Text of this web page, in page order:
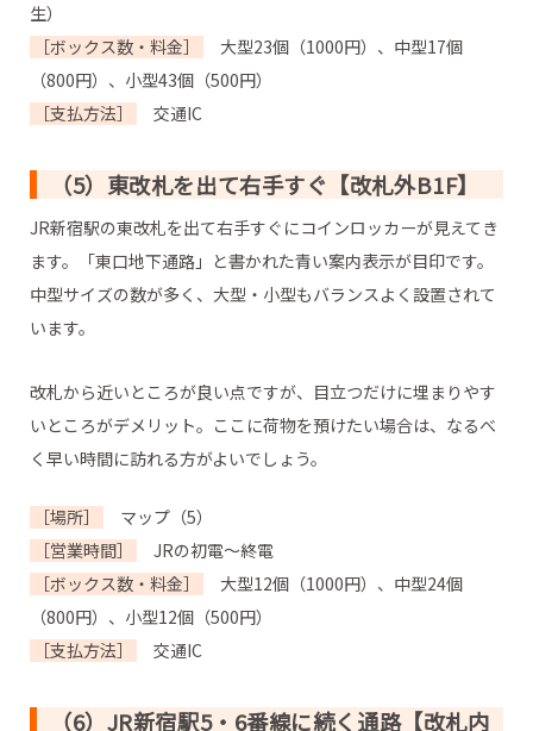
生）
［ボックス数・料金］
大型23個（1000円）、中型17個
（800円）、小型43個（500円）
［支払方法］
交通IC
（5）東改札を出て右手すぐ【改札外B1F】
JR新宿駅の東改札を出て右手すぐにコインロッカーが見えてき
ます。「東口地下通路」と書かれた青い案内表示が目印です。
中型サイズの数が多く、大型・小型もバランスよく設置されて
います。
改札から近いところが良い点ですが、目立つだけに埋まりやす
いところがデメリット。ここに荷物を預けたい場合は、なるべ
く早い時間に訪れる方がよいでしょう。
［場所］
マップ（5）
［営業時間］
JRの初電～終電
［ボックス数・料金］
大型12個（1000円）、中型24個
（800円）、小型12個（500円）
［支払方法］
交通IC
（6）JR新宿駅5・6番線に続く通路【改札内